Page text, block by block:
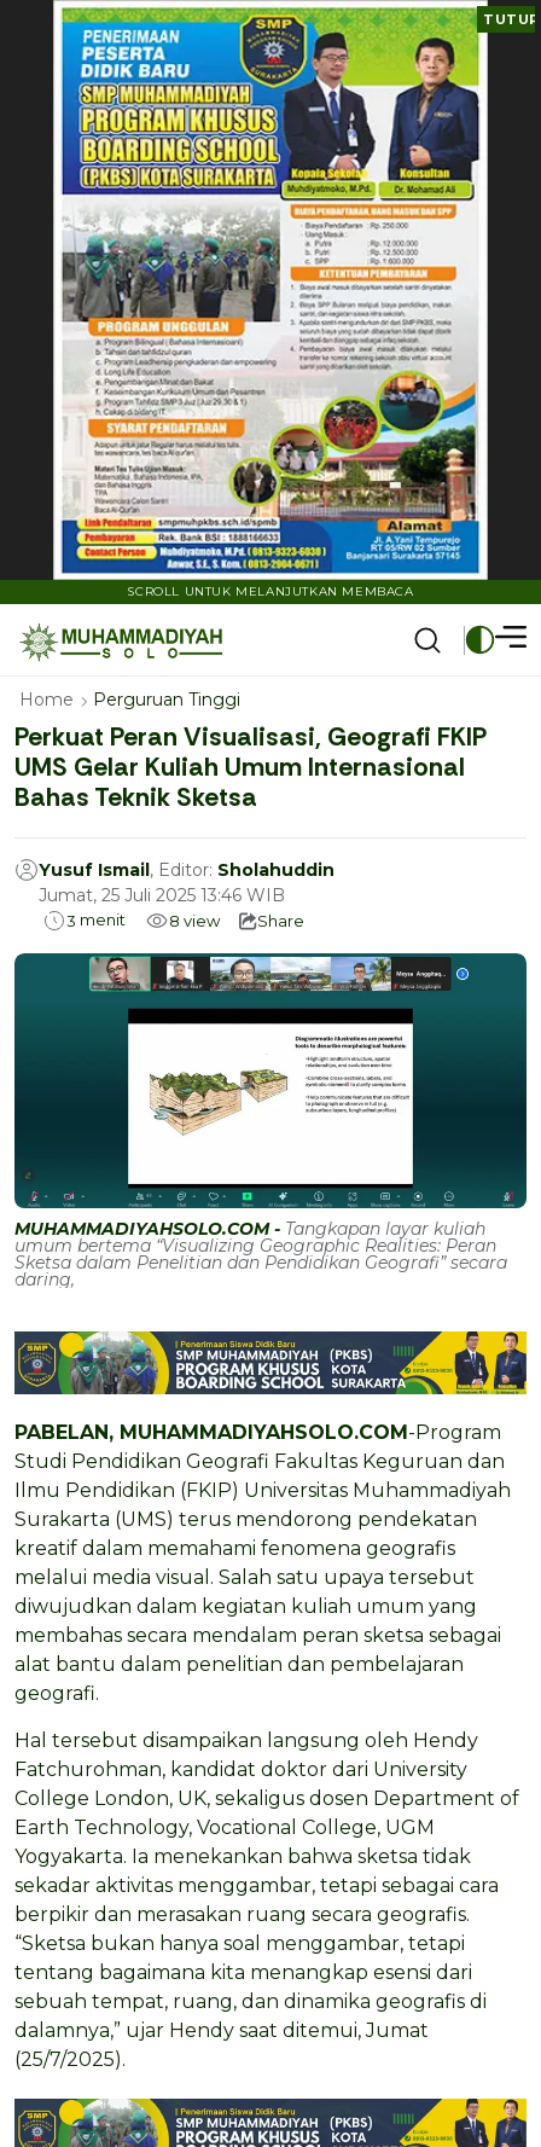
TUTUP
SCROLL UNTUK MELANJUTKAN MEMBACA
Home Perguruan Tinggi
Perkuat Peran Visualisasi, Geografi FKIP
UMS Gelar Kuliah Umum Internasional
Bahas Teknik Sketsa
Yusuf Ismail, Editor: Sholahuddin
Jumat, 25 Juli 2025 13:46 WIB
3 menit 8 view Share
MUHAMMADIYAHSOLO.COM - Tangkapan layar kuliah
umum bertema “Visualizing Geographic Realities: Peran
Sketsa dalam Penelitian dan Pendidikan Geografi” secara
daring,
PABELAN, MUHAMMADIYAHSOLO.COM -Program
Studi Pendidikan Geografi Fakultas Keguruan dan
Ilmu Pendidikan (FKIP) Universitas Muhammadiyah
Surakarta (UMS) terus mendorong pendekatan
kreatif dalam memahami fenomena geografis
melalui media visual. Salah satu upaya tersebut
diwujudkan dalam kegiatan kuliah umum yang
membahas secara mendalam peran sketsa sebagai
alat bantu dalam penelitian dan pembelajaran
geografi.
Hal tersebut disampaikan langsung oleh Hendy
Fatchurohman, kandidat doktor dari University
College London, UK, sekaligus dosen Department of
Earth Technology, Vocational College, UGM
Yogyakarta. Ia menekankan bahwa sketsa tidak
sekadar aktivitas menggambar, tetapi sebagai cara
berpikir dan merasakan ruang secara geografis.
“Sketsa bukan hanya soal menggambar, tetapi
tentang bagaimana kita menangkap esensi dari
sebuah tempat, ruang, dan dinamika geografis di
dalamnya,” ujar Hendy saat ditemui, Jumat
(25/7/2025).